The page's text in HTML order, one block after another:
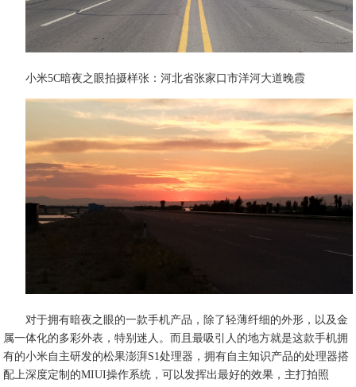
小米5C暗夜之眼拍摄样张：河北省张家口市洋河大道晚霞
对于拥有暗夜之眼的一款手机产品，除了轻薄纤细的外形，以及金
属一体化的多彩外表，特别迷人。而且最吸引人的地方就是这款手机拥
有的小米自主研发的松果澎湃S1处理器，拥有自主知识产品的处理器搭
配上深度定制的MIUI操作系统，可以发挥出最好的效果，主打拍照